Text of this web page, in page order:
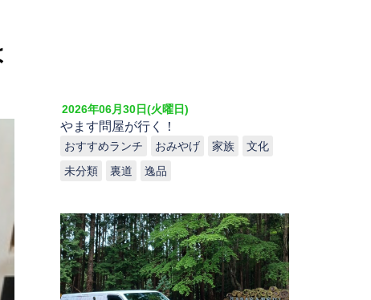
2026年06月30日(火曜日)
やます問屋が行く！
おすすめランチ おみやげ 家族
文化
未分類
裏道 逸品